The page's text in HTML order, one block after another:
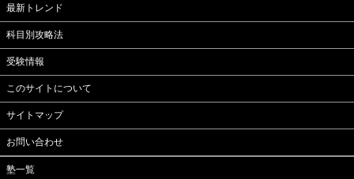
最新トレンド
科目別攻略法
受験情報
このサイトについて
サイトマップ
お問い合わせ
塾一覧